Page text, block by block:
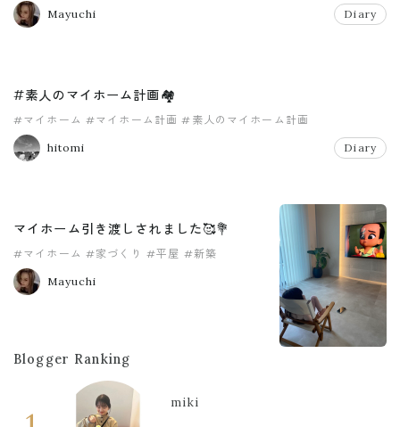
Mayuchi Diary
#素人のマイホーム計画🏘
#マイホーム #マイホーム計画 #素人のマイホーム計画
hitomi Diary
マイホーム引き渡しされました🥰💐
#マイホーム #家づくり #平屋 #新築
Mayuchi
Blogger Ranking
miki